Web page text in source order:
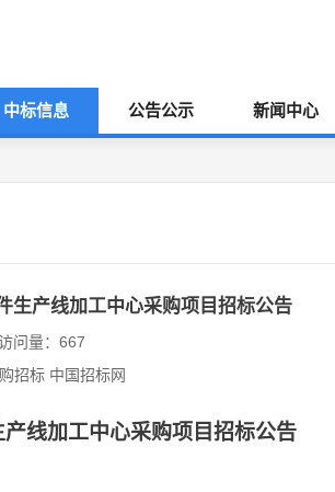
中标信息 公告公示 新闻中心
生产线加工中心采购项目招标公告
问量：667
招标 中国招标网
产线加工中心采购项目招标公告